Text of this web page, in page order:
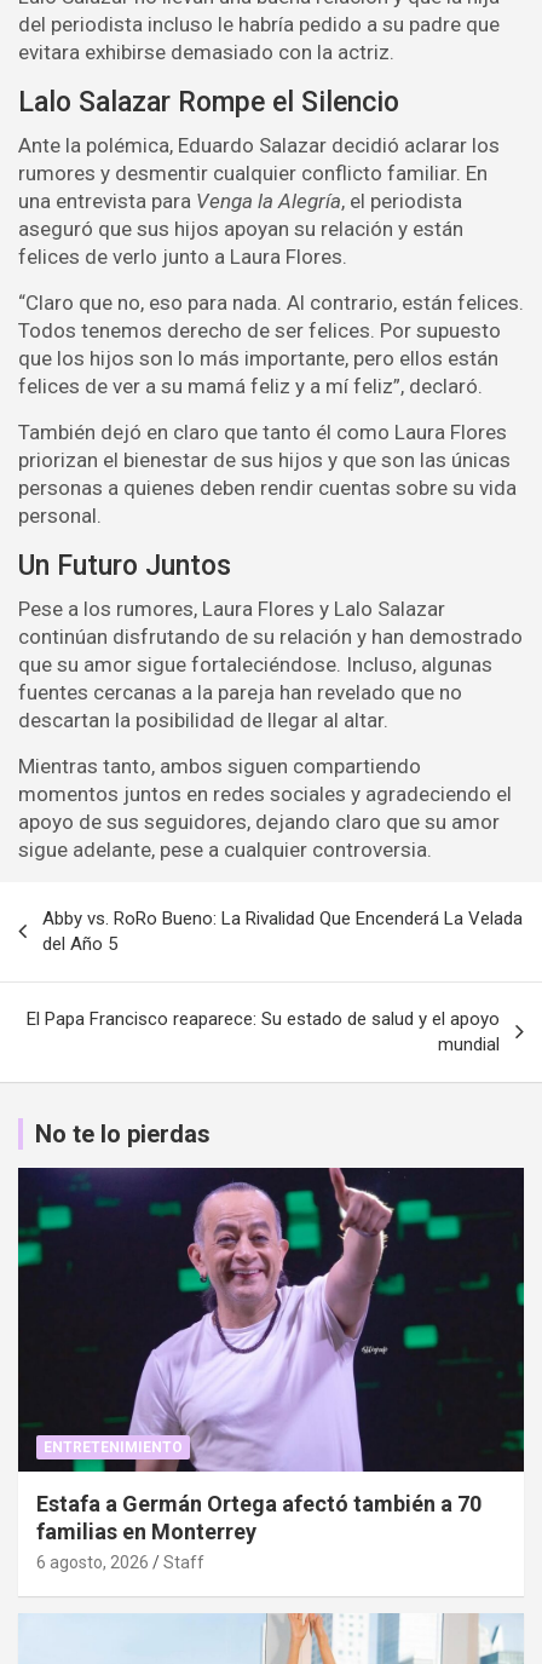
del periodista incluso le habría pedido a su padre que
evitara exhibirse demasiado con la actriz.
Lalo Salazar Rompe el Silencio
Ante la polémica, Eduardo Salazar decidió aclarar los
rumores y desmentir cualquier conflicto familiar. En
una entrevista para Venga la Alegría, el periodista
aseguró que sus hijos apoyan su relación y están
felices de verlo junto a Laura Flores.
“Claro que no, eso para nada. Al contrario, están felices.
Todos tenemos derecho de ser felices. Por supuesto
que los hijos son lo más importante, pero ellos están
felices de ver a su mamá feliz y a mí feliz”, declaró.
También dejó en claro que tanto él como Laura Flores
priorizan el bienestar de sus hijos y que son las únicas
personas a quienes deben rendir cuentas sobre su vida
personal.
Un Futuro Juntos
Pese a los rumores, Laura Flores y Lalo Salazar
continúan disfrutando de su relación y han demostrado
que su amor sigue fortaleciéndose. Incluso, algunas
fuentes cercanas a la pareja han revelado que no
descartan la posibilidad de llegar al altar.
Mientras tanto, ambos siguen compartiendo
momentos juntos en redes sociales y agradeciendo el
apoyo de sus seguidores, dejando claro que su amor
sigue adelante, pese a cualquier controversia.
de
entradas
Abby vs. RoRo Bueno: La Rivalidad Que Encenderá La Velada
del Año 5
El Papa Francisco reaparece: Su estado de salud y el apoyo
mundial
No te lo pierdas
ENTRETENIMIENTO
Estafa a Germán Ortega afectó también a 70
familias en Monterrey
6 agosto, 2026 Staff